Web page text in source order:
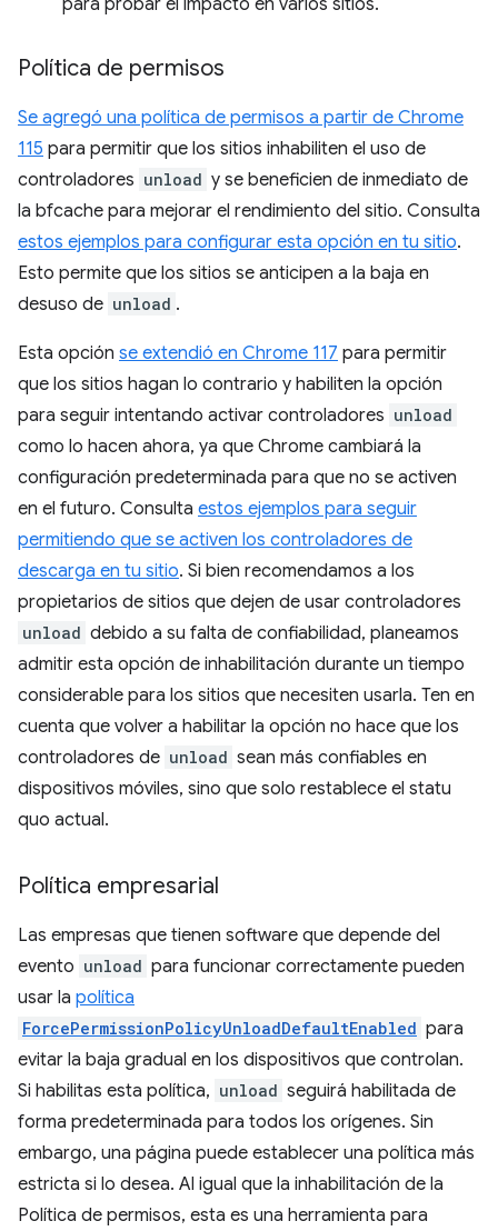
para probar el impacto en varios sitios.
Política de permisos
Se agregó una política de permisos a partir de Chrome
115 para permitir que los sitios inhabiliten el uso de
controladores unload y se beneficien de inmediato de
la bfcache para mejorar el rendimiento del sitio. Consulta
estos ejemplos para configurar esta opción en tu sitio.
Esto permite que los sitios se anticipen a la baja en
desuso de unload .
Esta opción se extendió en Chrome 117 para permitir
que los sitios hagan lo contrario y habiliten la opción
para seguir intentando activar controladores unload
como lo hacen ahora, ya que Chrome cambiará la
configuración predeterminada para que no se activen
en el futuro. Consulta estos ejemplos para seguir
permitiendo que se activen los controladores de
descarga en tu sitio. Si bien recomendamos a los
propietarios de sitios que dejen de usar controladores
unload debido a su falta de confiabilidad, planeamos
admitir esta opción de inhabilitación durante un tiempo
considerable para los sitios que necesiten usarla. Ten en
cuenta que volver a habilitar la opción no hace que los
controladores de unload sean más confiables en
dispositivos móviles, sino que solo restablece el statu
quo actual.
Política empresarial
Las empresas que tienen software que depende del
evento unload para funcionar correctamente pueden
usar la política
ForcePermissionPolicyUnloadDefaultEnabled para
evitar la baja gradual en los dispositivos que controlan.
Si habilitas esta política, unload seguirá habilitada de
forma predeterminada para todos los orígenes. Sin
embargo, una página puede establecer una política más
estricta si lo desea. Al igual que la inhabilitación de la
Política de permisos, esta es una herramienta para